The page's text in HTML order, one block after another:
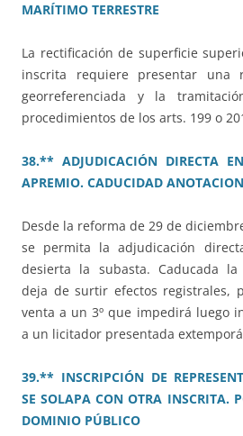
MARÍTIMO TERRESTRE
La rectificación de superficie
inscrita requiere presentar una
georreferenciada y la
procedimientos de los arts. 199 o
38.** ADJUDICACIÓN DIRECTA
APREMIO. CADUCIDAD
Desde la reforma de 29 de
se permita la adjudicación
desierta la subasta. Caducada la
deja de surtir efectos registrales,
venta a un 3º que impedirá luego
a un licitador presentada
39.** INSCRIPCIÓN DE
SE SOLAPA CON OTRA INSCRITA.
DOMINIO PÚBLICO